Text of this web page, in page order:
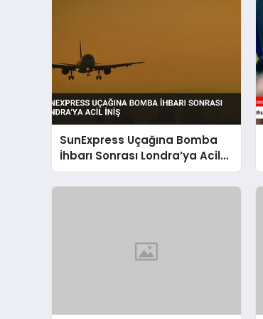
SunExpress Uçağına Bomba
İhbarı Sonrası Londra’ya Acil
İniş